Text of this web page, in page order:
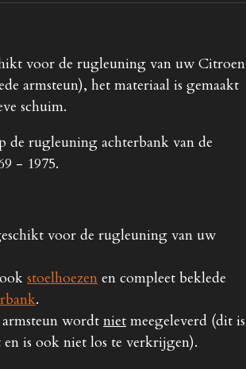
voor de rugleuning van uw Citroen
armsteun), het materiaal is gemaakt
schuim.
de rugleuning achterbank van de
- 1975.
voor de rugleuning van uw
stoelhoezen en compleet beklede
.
wordt niet meegeleverd (dit is
en is ook niet los te verkrijgen).